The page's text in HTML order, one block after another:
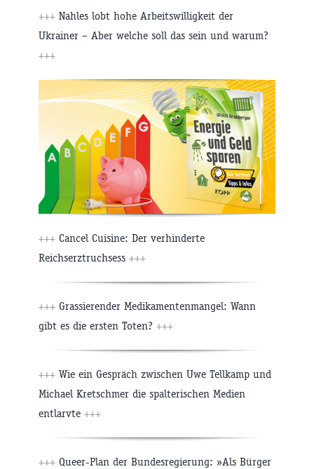
+++ Nahles lobt hohe Arbeitswilligkeit der
Ukrainer – Aber welche soll das sein und warum?
+++
+++ Cancel Cuisine: Der verhinderte
Reichserztruchsess +++
+++ Grassierender Medikamentenmangel: Wann
gibt es die ersten Toten? +++
+++ Wie ein Gespräch zwischen Uwe Tellkamp und
Michael Kretschmer die spalterischen Medien
entlarvte +++
+++ Queer-Plan der Bundesregierung: »Als Bürger